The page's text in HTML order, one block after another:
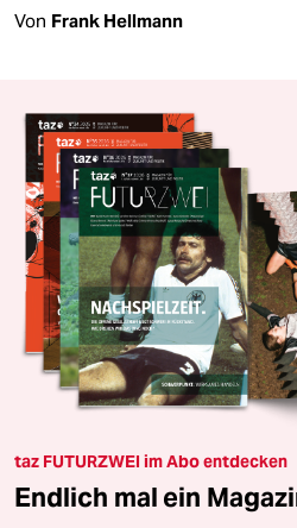
Von Frank Hellmann
taz FUTURZWEI im Abo entdecken
Endlich mal ein